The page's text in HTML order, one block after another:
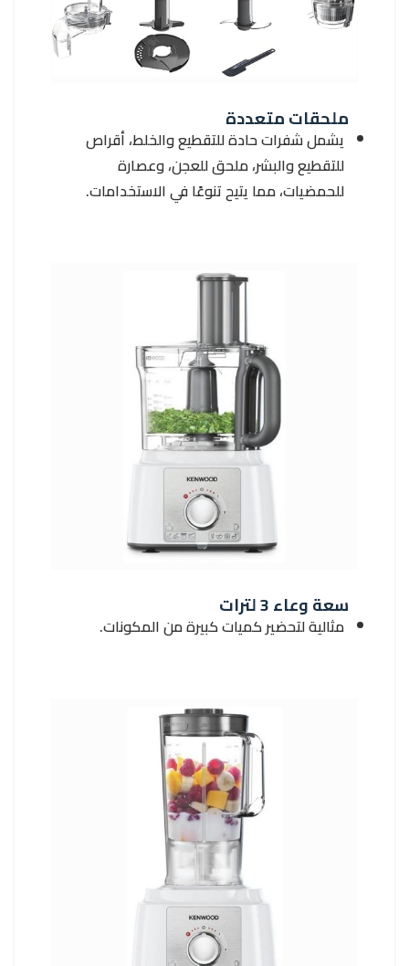
ملحقات متعددة
يشمل شفرات حادة للتقطيع والخلط، أقراص
للتقطيع والبشر، ملحق للعجن، وعصارة
للحمضيات، مما يتيح تنوعًا في الاستخدامات.
سعة وعاء 3 لترات
مثالية لتحضير كميات كبيرة من المكونات.